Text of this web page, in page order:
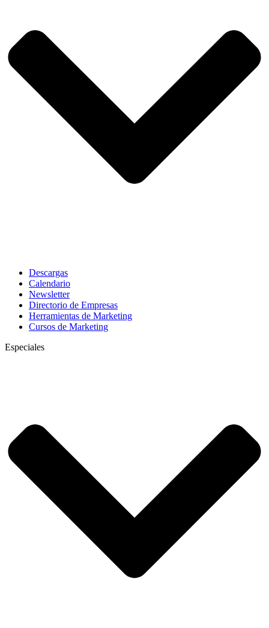
Descargas
Calendario
Newsletter
Directorio de Empresas
Herramientas de Marketing
Cursos de Marketing
Especiales